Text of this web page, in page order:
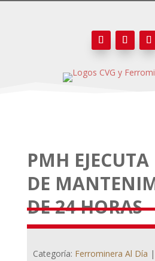
PMH
DE
DE 24 HORAS
Categoría: Ferrominera Al Día |